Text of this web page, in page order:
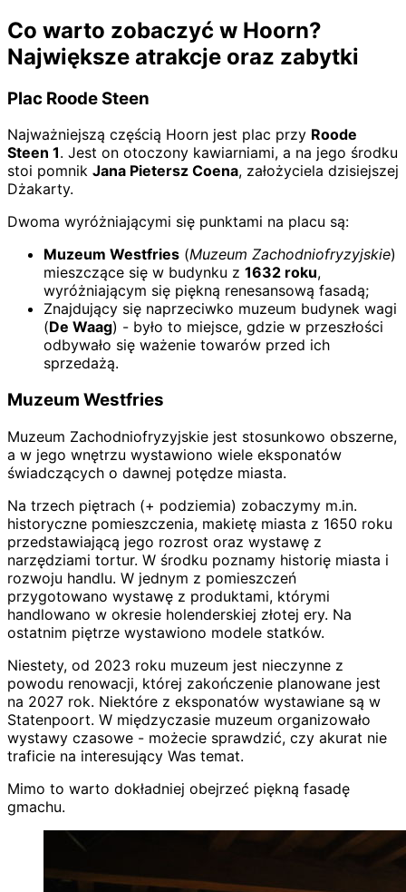
Co warto zobaczyć w Hoorn?
Największe atrakcje oraz zabytki
Plac Roode Steen
Najważniejszą częścią Hoorn jest plac przy Roode
Steen 1. Jest on otoczony kawiarniami, a na jego środku
stoi pomnik Jana Pietersz Coena, założyciela dzisiejszej
Dżakarty.
Dwoma wyróżniającymi się punktami na placu są:
Muzeum Westfries (Muzeum Zachodniofryzyjskie)
mieszczące się w budynku z 1632 roku,
wyróżniającym się piękną renesansową fasadą;
Znajdujący się naprzeciwko muzeum budynek wagi
(De Waag) - było to miejsce, gdzie w przeszłości
odbywało się ważenie towarów przed ich
sprzedażą.
Muzeum Westfries
Muzeum Zachodniofryzyjskie jest stosunkowo obszerne,
a w jego wnętrzu wystawiono wiele eksponatów
świadczących o dawnej potędze miasta.
Na trzech piętrach (+ podziemia) zobaczymy m.in.
historyczne pomieszczenia, makietę miasta z 1650 roku
przedstawiającą jego rozrost oraz wystawę z
narzędziami tortur. W środku poznamy historię miasta i
rozwoju handlu. W jednym z pomieszczeń
przygotowano wystawę z produktami, którymi
handlowano w okresie holenderskiej złotej ery. Na
ostatnim piętrze wystawiono modele statków.
Niestety, od 2023 roku muzeum jest nieczynne z
powodu renowacji, której zakończenie planowane jest
na 2027 rok. Niektóre z eksponatów wystawiane są w
Statenpoort. W międzyczasie muzeum organizowało
wystawy czasowe - możecie sprawdzić, czy akurat nie
traficie na interesujący Was temat.
Mimo to warto dokładniej obejrzeć piękną fasadę
gmachu.